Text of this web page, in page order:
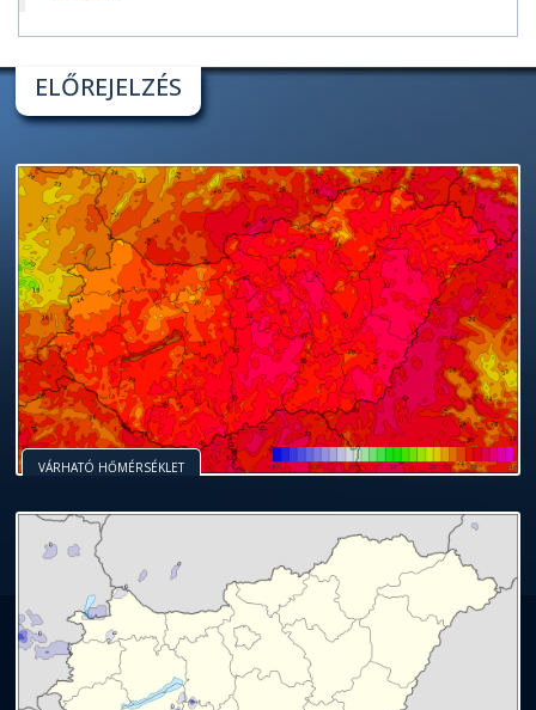
ELŐREJELZÉS
VÁRHATÓ HŐMÉRSÉKLET